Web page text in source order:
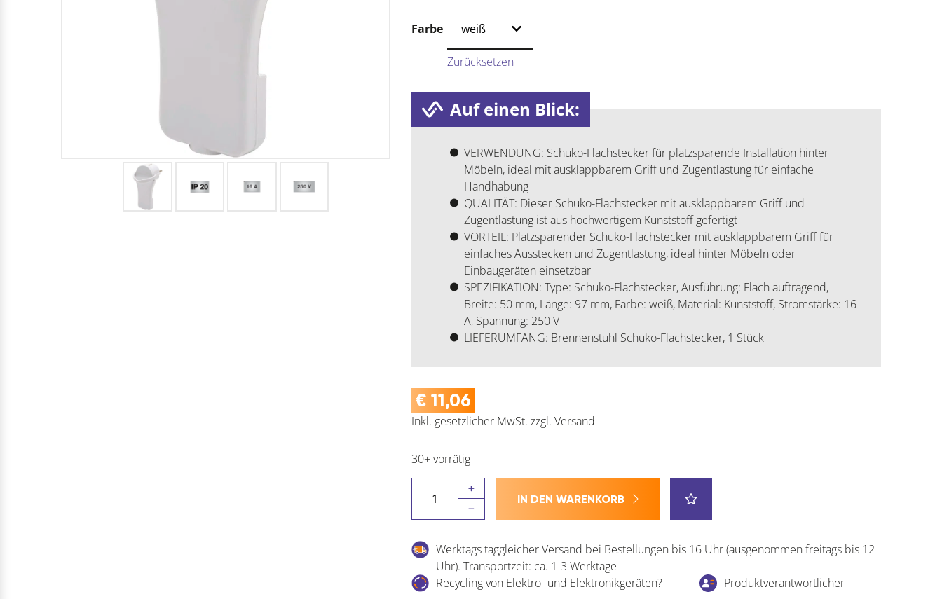
Farbe
Zurücksetzen
Auf einen Blick:
VERWENDUNG: Schuko-Flachstecker für platzsparende Installation hinter
Möbeln, ideal mit ausklappbarem Griff und Zugentlastung für einfache
Handhabung
QUALITÄT: Dieser Schuko-Flachstecker mit ausklappbarem Griff und
Zugentlastung ist aus hochwertigem Kunststoff gefertigt
VORTEIL: Platzsparender Schuko-Flachstecker mit ausklappbarem Griff für
einfaches Ausstecken und Zugentlastung, ideal hinter Möbeln oder
Einbaugeräten einsetzbar
SPEZIFIKATION: Type: Schuko-Flachstecker, Ausführung: Flach auftragend,
Breite: 50 mm, Länge: 97 mm, Farbe: weiß, Material: Kunststoff, Stromstärke: 16
A, Spannung: 250 V
LIEFERUMFANG: Brennenstuhl Schuko-Flachstecker, 1 Stück
€ 11,06
Inkl. gesetzlicher MwSt. zzgl. Versand
30+ vorrätig
BRENNENSTUHL
Schuko-
Flachstecker
IN DEN WARENKORB
Werktags taggleicher Versand bei Bestellungen bis 16 Uhr (ausgenommen freitags bis 12
Uhr). Transportzeit: ca. 1-3 Werktage
Recycling von Elektro- und Elektronikgeräten?
Produktverantwortlicher